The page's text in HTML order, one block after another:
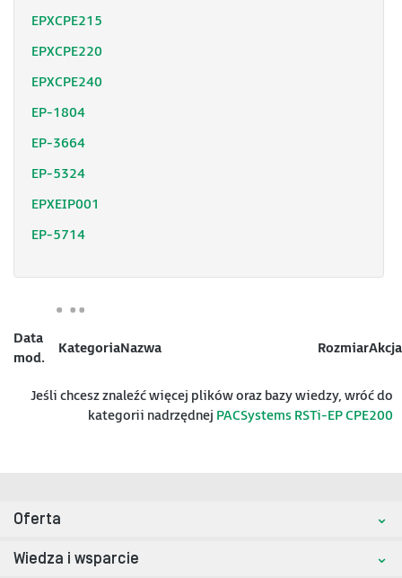
EPXCPE215
EPXCPE220
EPXCPE240
EP-1804
EP-3664
EP-5324
EPXEIP001
EP-5714
Data
mod.
KategoriaNazwa RozmiarAkcja
Jeśli chcesz znaleźć więcej plików oraz bazy wiedzy, wróć do
kategorii nadrzędnej PACSystems RSTi-EP CPE200
Oferta
Wiedza i wsparcie